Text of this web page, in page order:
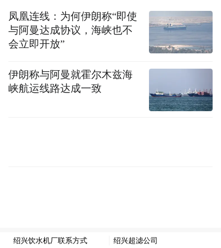
凤凰连线：为何伊朗称“即使
与阿曼达成协议，海峡也不
会立即开放”
伊朗称与阿曼就霍尔木兹海
峡航运线路达成一致